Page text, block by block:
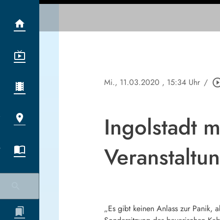
Mi., 11.03.2020 , 15:34 Uhr /
Ingolstadt
„Es gibt keinen Anlass zur Panik,